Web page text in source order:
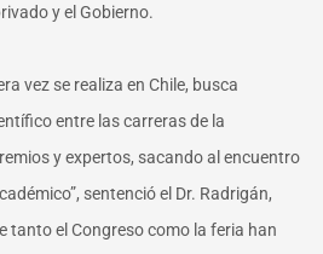
y el Gobierno.
vez se realiza en Chile, busca
entre las carreras de la
y expertos, sacando al encuentro
sentenció el Dr. Radrigán,
tanto el Congreso como la feria han